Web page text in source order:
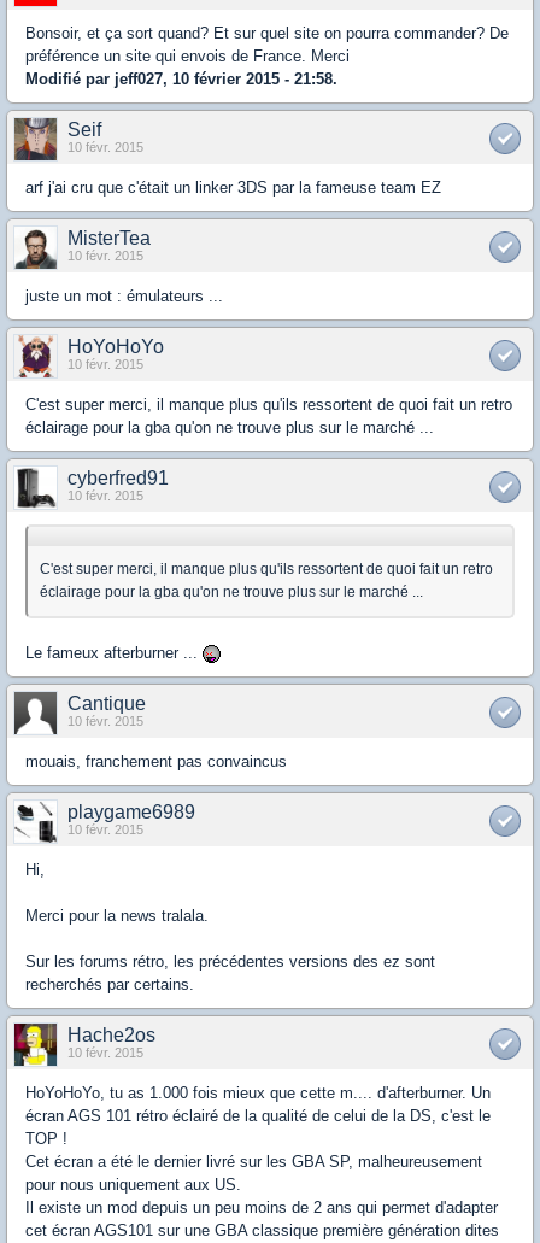
Bonsoir, et ça sort quand? Et sur quel site on pourra commander? De
préférence un site qui envois de France. Merci
Modifié par jeff027, 10 février 2015 - 21:58.
Seif
10 févr. 2015
arf j'ai cru que c'était un linker 3DS par la fameuse team EZ
MisterTea
10 févr. 2015
juste un mot : émulateurs ...
HoYoHoYo
10 févr. 2015
C'est super merci, il manque plus qu'ils ressortent de quoi fait un retro
éclairage pour la gba qu'on ne trouve plus sur le marché ...
cyberfred91
10 févr. 2015
C'est super merci, il manque plus qu'ils ressortent de quoi fait un retro
éclairage pour la gba qu'on ne trouve plus sur le marché ...
Le fameux afterburner ...
Cantique
10 févr. 2015
mouais, franchement pas convaincus
playgame6989
10 févr. 2015
Hi,
Merci pour la news tralala.
Sur les forums rétro, les précédentes versions des ez sont
recherchés par certains.
Hache2os
10 févr. 2015
HoYoHoYo, tu as 1.000 fois mieux que cette m.... d'afterburner. Un
écran AGS 101 rétro éclairé de la qualité de celui de la DS, c'est le
TOP !
Cet écran a été le dernier livré sur les GBA SP, malheureusement
pour nous uniquement aux US.
Il existe un mod depuis un peu moins de 2 ans qui permet d'adapter
cet écran AGS101 sur une GBA classique première génération dites